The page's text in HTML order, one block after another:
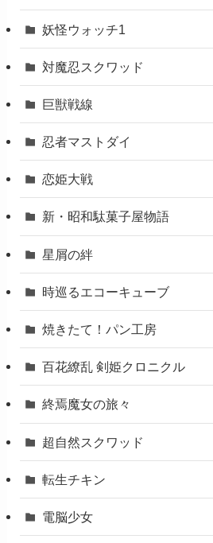
妖怪ウォッチ1
対魔忍スクワッド
巨獣戦線
忍者マストダイ
恋姫大戦
新・昭和駄菓子屋物語
星屑の絆
時巡るエコーキューブ
焼きたて！パン工房
百花繚乱 剣姫クロニクル
終焉魔女の旅々
超自然スクワッド
転生チキン
電脳少女